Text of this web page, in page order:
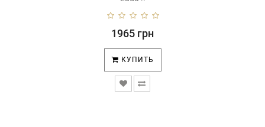
1965 грн
КУПИТЬ